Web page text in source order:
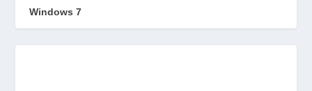
Windows 7